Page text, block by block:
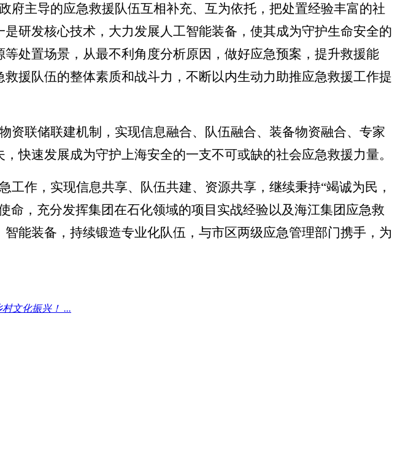
府主导的应急救援队伍互相补充、互为依托，把处置经验丰富的社
研发核心技术，大力发展人工智能装备，使其成为守护生命安全的
处置场景，从最不利角度分析原因，做好应急预案，提升救援能
援队伍的整体素质和战斗力，不断以内生动力助推应急救援工作提
联储联建机制，实现信息融合、队伍融合、装备物资融合、专家
快速发展成为守护上海安全的一支不可或缺的社会应急救援力量。
作，实现信息共享、队伍共建、资源共享，继续秉持“竭诚为民，
命，充分发挥集团在石化领域的项目实战经验以及海江集团应急救
能装备，持续锻造专业化队伍，与市区两级应急管理部门携手，为
文化振兴！ ...